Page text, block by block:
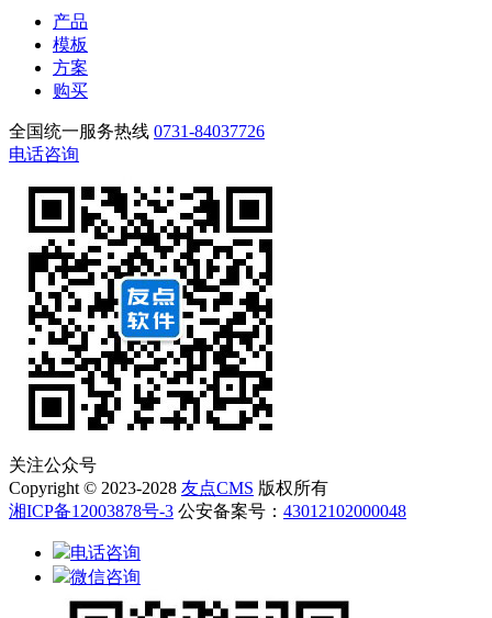
产品
模板
方案
购买
全国统一服务热线 0731-84037726
电话咨询
关注公众号
Copyright © 2023-2028 友点CMS 版权所有
湘ICP备12003878号-3 公安备案号： 43012102000048
电话咨询
微信咨询